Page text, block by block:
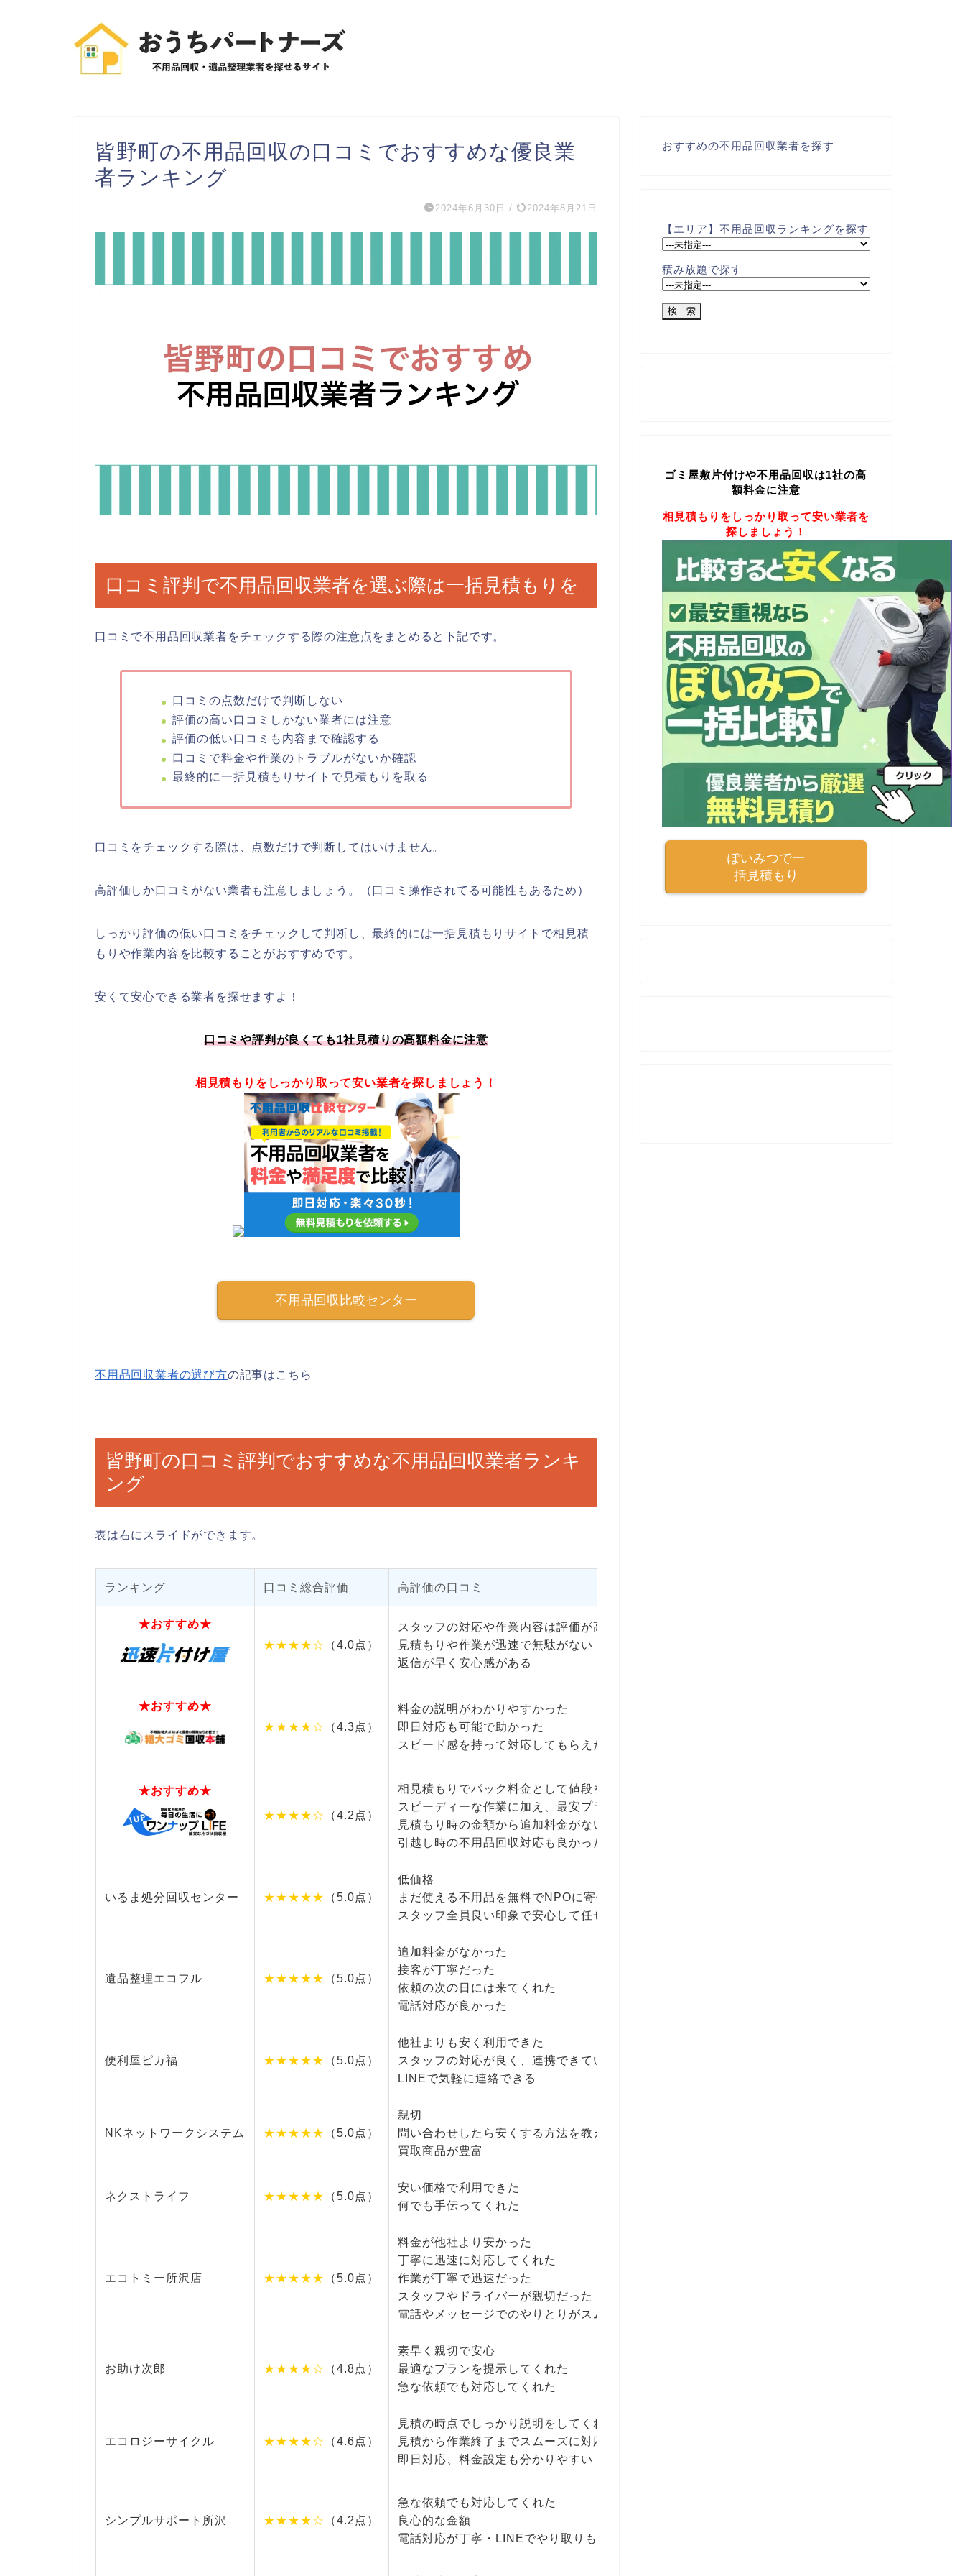
皆野町の不用品回収の口コミでおすすめな優良業
者ランキング
2024年6月30日 / 2024年8月21日
口コミ評判で不用品回収業者を選ぶ際は一括見積もりを
口コミで不用品回収業者をチェックする際の注意点をまとめると下記です。
口コミの点数だけで判断しない
評価の高い口コミしかない業者には注意
評価の低い口コミも内容まで確認する
口コミで料金や作業のトラブルがないか確認
最終的に一括見積もりサイトで見積もりを取る
口コミをチェックする際は、点数だけで判断してはいけません。
高評価しか口コミがない業者も注意しましょう。（口コミ操作されてる可能性もあるため）
しっかり評価の低い口コミをチェックして判断し、最終的には一括見積もりサイトで相見積
もりや作業内容を比較することがおすすめです。
安くて安心できる業者を探せますよ！
口コミや評判が良くても1社見積りの高額料金に注意
相見積もりをしっかり取って安い業者を探しましょう！
不用品回収比較センター
不用品回収業者の選び方の記事はこちら
皆野町の口コミ評判でおすすめな不用品回収業者ランキ
ング
表は右にスライドができます。
ランキング 口コミ総合評価 高評価の口コミ
★おすすめ★
★★★★☆
（4.0点）
スタッフの対応や作業内容は評価が高い
見積もりや作業が迅速で無駄がない
返信が早く安心感がある
★おすすめ★
★★★★☆
（4.3点）
料金の説明がわかりやすかった
即日対応も可能で助かった
スピード感を持って対応してもらえた
★おすすめ★
★★★★☆
（4.2点）
相見積もりでパック料金として値段を下げてくれた
スピーディーな作業に加え、最安プランの提示をしてくれた
見積もり時の金額から追加料金がないので安心
引越し時の不用品回収対応も良かった
いるま処分回収センター ★★★★★ （5.0点）
低価格
まだ使える不用品を無料でNPOに寄付してくれる会社
スタッフ全員良い印象で安心して任せられた
遺品整理エコフル ★★★★★ （5.0点）
追加料金がなかった
接客が丁寧だった
依頼の次の日には来てくれた
電話対応が良かった
便利屋ピカ福 ★★★★★ （5.0点）
他社よりも安く利用できた
スタッフの対応が良く、連携できていた
LINEで気軽に連絡できる
NKネットワークシステム ★★★★★ （5.0点）
親切
問い合わせしたら安くする方法を教えてくれた
買取商品が豊富
ネクストライフ ★★★★★ （5.0点）
安い価格で利用できた
何でも手伝ってくれた
エコトミー所沢店 ★★★★★ （5.0点）
料金が他社より安かった
丁寧に迅速に対応してくれた
作業が丁寧で迅速だった
スタッフやドライバーが親切だった
電話やメッセージでのやりとりがスムーズだった
お助け次郎 ★★★★☆ （4.8点）
素早く親切で安心
最適なプランを提示してくれた
急な依頼でも対応してくれた
エコロジーサイクル ★★★★☆ （4.6点）
見積の時点でしっかり説明をしてくれた
見積から作業終了までスムーズに対応してくれた
即日対応、料金設定も分かりやすい
シンプルサポート所沢 ★★★★☆ （4.2点）
急な依頼でも対応してくれた
良心的な金額
電話対応が丁寧・LINEでやり取りもできるので証拠にもなっていい
おすすめの不用品回収業者を探す
【エリア】不用品回収ランキングを探す
積み放題で探す
ゴミ屋敷片付けや不用品回収は1社の高
額料金に注意
相見積もりをしっかり取って安い業者を
探しましょう！
ぽいみつで一
括見積もり